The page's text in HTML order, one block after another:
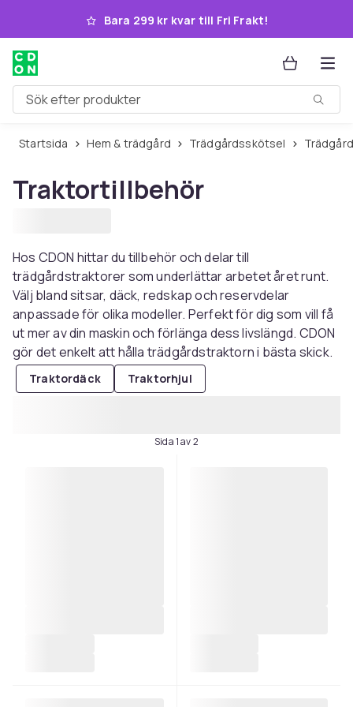
Hoppa till huvudinnehållet
Bara 299 kr kvar till Fri Frakt!
Sök efter produkter
Startsida Hem & trädgård Trädgårdsskötsel
Traktortillbehör
Hos CDON hittar du tillbehör och delar till
trädgårdstraktorer som underlättar arbetet året runt.
Välj bland sitsar, däck, redskap och reservdelar
anpassade för olika modeller. Perfekt för dig som vill få
ut mer av din maskin och förlänga dess livslängd. CDON
gör det enkelt att hålla trädgårdstraktorn i bästa skick.
Traktordäck Traktorhjul
Sida 1 av 2